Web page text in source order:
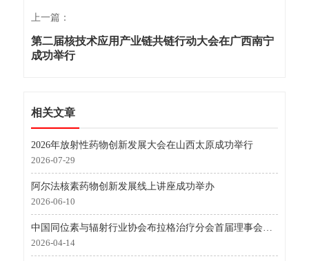
上一篇：
第二届核技术应用产业链共链行动大会在广西南宁
成功举行
相关文章
2026年放射性药物创新发展大会在山西太原成功举行
2026-07-29
阿尔法核素药物创新发展线上讲座成功举办
2026-06-10
中国同位素与辐射行业协会布拉格治疗分会首届理事会召开 核医融合开创肿瘤诊疗新格局
2026-04-14